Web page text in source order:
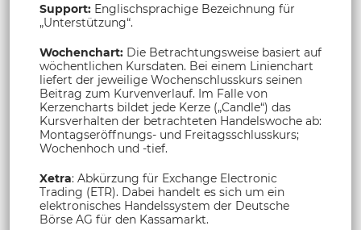
Support: Englischsprachige Bezeichnung für
„Unterstützung“.
Wochenchart: Die Betrachtungsweise basiert auf
wöchentlichen Kursdaten. Bei einem Linienchart
liefert der jeweilige Wochenschlusskurs seinen
Beitrag zum Kurvenverlauf. Im Falle von
Kerzencharts bildet jede Kerze („Candle“) das
Kursverhalten der betrachteten Handelswoche ab:
Montagseröffnungs- und Freitagsschlusskurs;
Wochenhoch und -tief.
Xetra: Abkürzung für Exchange Electronic
Trading (ETR). Dabei handelt es sich um ein
elektronisches Handelssystem der Deutsche
Börse AG für den Kassamarkt.